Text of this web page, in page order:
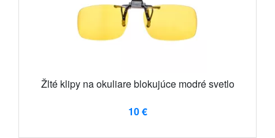
Žlté klipy na okuliare blokujúce modré svetlo
10 €